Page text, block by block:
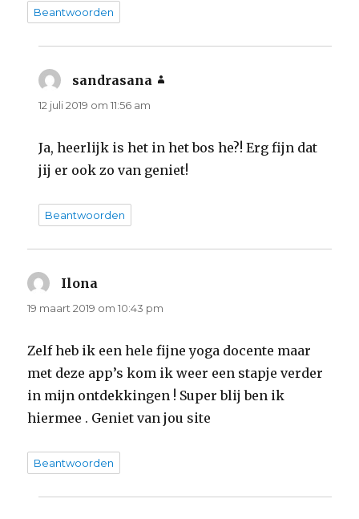
Beantwoorden
sandrasana
12 juli 2019 om 11:56 am
Ja, heerlijk is het in het bos he?! Erg fijn dat
jij er ook zo van geniet!
Beantwoorden
Ilona
19 maart 2019 om 10:43 pm
Zelf heb ik een hele fijne yoga docente maar
met deze app’s kom ik weer een stapje verder
in mijn ontdekkingen ! Super blij ben ik
hiermee . Geniet van jou site
Beantwoorden